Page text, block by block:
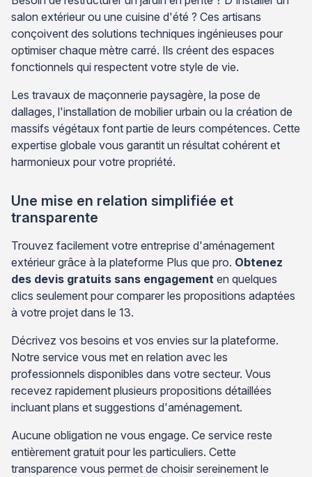
salon extérieur ou une cuisine d'été ? Ces artisans
conçoivent des solutions techniques ingénieuses pour
optimiser chaque mètre carré. Ils créent des espaces
fonctionnels qui respectent votre style de vie.
Les travaux de maçonnerie paysagère, la pose de
dallages, l'installation de mobilier urbain ou la création de
massifs végétaux font partie de leurs compétences. Cette
expertise globale vous garantit un résultat cohérent et
harmonieux pour votre propriété.
Une mise en relation simplifiée et
transparente
Trouvez facilement votre entreprise d'aménagement
extérieur grâce à la plateforme Plus que pro. Obtenez
des devis gratuits sans engagement en quelques
clics seulement pour comparer les propositions adaptées
à votre projet dans le 13.
Décrivez vos besoins et vos envies sur la plateforme.
Notre service vous met en relation avec les
professionnels disponibles dans votre secteur. Vous
recevez rapidement plusieurs propositions détaillées
incluant plans et suggestions d'aménagement.
Aucune obligation ne vous engage. Ce service reste
entièrement gratuit pour les particuliers. Cette
transparence vous permet de choisir sereinement le